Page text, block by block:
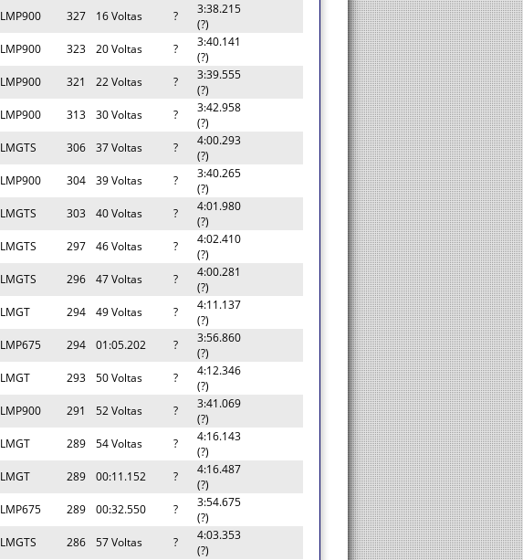
LMP900 327 16 Voltas ?
3:38.215
(?)
LMP900 323 20 Voltas ?
3:40.141
(?)
LMP900 321 22 Voltas ?
3:39.555
(?)
LMP900 313 30 Voltas ?
3:42.958
(?)
LMGTS 306 37 Voltas ?
4:00.293
(?)
LMP900 304 39 Voltas ?
3:40.265
(?)
LMGTS 303 40 Voltas ?
4:01.980
(?)
LMGTS 297 46 Voltas ?
4:02.410
(?)
LMGTS 296 47 Voltas ?
4:00.281
(?)
LMGT 294 49 Voltas ?
4:11.137
(?)
LMP675 294 01:05.202 ?
3:56.860
(?)
LMGT 293 50 Voltas ?
4:12.346
(?)
LMP900 291 52 Voltas ?
3:41.069
(?)
LMGT 289 54 Voltas ?
4:16.143
(?)
LMGT 289 00:11.152 ?
4:16.487
(?)
LMP675 289 00:32.550 ?
3:54.675
(?)
LMGTS 286 57 Voltas ?
4:03.353
(?)